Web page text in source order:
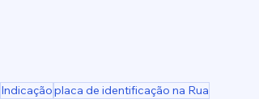
Indicaçãoplaca de identificação na Rua